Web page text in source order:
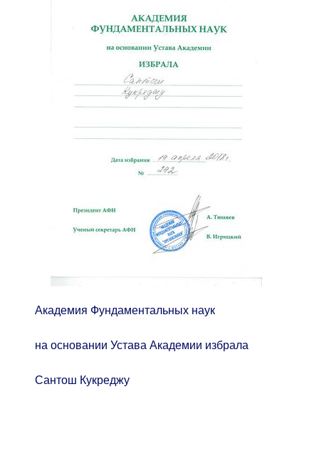
Академия Фундаментальных наук
на основании Устава Академии избрала
Сантош Кукреджу